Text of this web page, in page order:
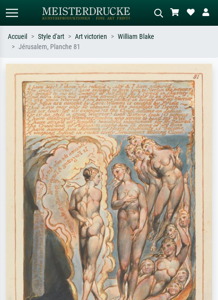
Recherchez par artiste, titre ou style –
ex. Monet, Nuit étoilée,
impressionnisme, vague de Hokusai,
nu.
Décrivez la scène – ex. prairie verte,
abstrait avec beaucoup de rouge,
tableau sombre, nu debout près d'un
arbre.
Accueil Style d'art Art victorien
William Blake
Jérusalem, Planche 81